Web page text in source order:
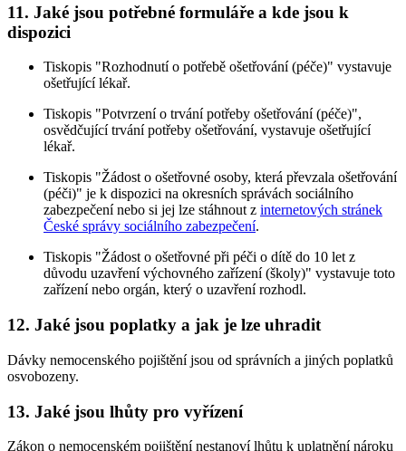
11. Jaké jsou potřebné formuláře a kde jsou k
dispozici
Tiskopis "Rozhodnutí o potřebě ošetřování (péče)" vystavuje
ošetřující lékař.
Tiskopis "Potvrzení o trvání potřeby ošetřování (péče)",
osvědčující trvání potřeby ošetřování, vystavuje ošetřující
lékař.
Tiskopis "Žádost o ošetřovné osoby, která převzala ošetřování
(péči)" je k dispozici na okresních správách sociálního
zabezpečení nebo si jej lze stáhnout z internetových stránek
České správy sociálního zabezpečení.
Tiskopis "Žádost o ošetřovné při péči o dítě do 10 let z
důvodu uzavření výchovného zařízení (školy)" vystavuje toto
zařízení nebo orgán, který o uzavření rozhodl.
12. Jaké jsou poplatky a jak je lze uhradit
Dávky nemocenského pojištění jsou od správních a jiných poplatků
osvobozeny.
13. Jaké jsou lhůty pro vyřízení
Zákon o nemocenském pojištění nestanoví lhůtu k uplatnění nároku